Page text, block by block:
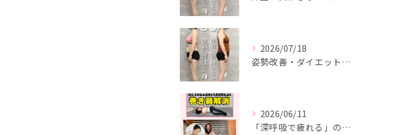
2026/07/18
姿勢改善・ダイエット・ピラティス【５０代・M様】
2026/06/11
「深呼吸で疲れる」の、実は普通じゃありません。